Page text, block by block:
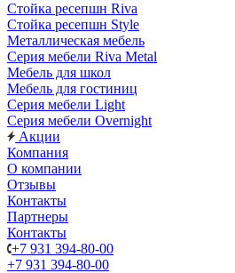
Стойка ресепшн Riva
Стойка ресепшн Style
Металлическая мебель
Серия мебели Riva Metal
Мебель для школ
Мебель для гостиниц
Серия мебели Light
Серия мебели Overnight
Акции
Компания
О компании
Отзывы
Контакты
Партнеры
Контакты
+7 931 394-80-00
+7 931 394-80-00